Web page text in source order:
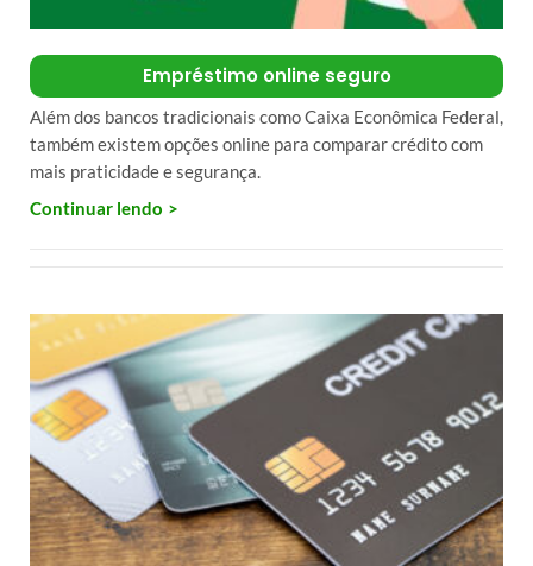
Empréstimo online seguro
Além dos bancos tradicionais como Caixa Econômica Federal,
também existem opções online para comparar crédito com
mais praticidade e segurança.
Continuar lendo